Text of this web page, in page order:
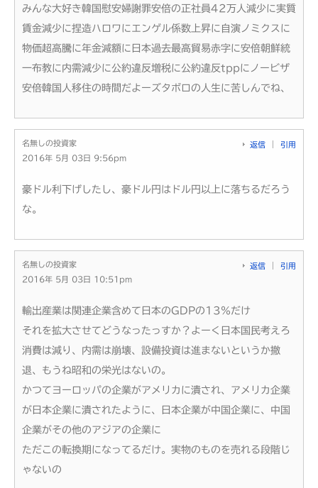
みんな大好き韓国慰安婦謝罪安倍の正社員42万人減少に実質
賃金減少に捏造ハロワにエンゲル係数上昇に自演ノミクスに
物価超高騰に年金減額に日本過去最高貿易赤字に安倍朝鮮統
一布教に内需減少に公約違反増税に公約違反tppにノービザ
安倍韓国人移住の時間だよーズタボロの人生に苦しんでね、
名無しの投資家
2016年 5月 03日 9:56pm
返信 引用
豪ドル利下げしたし、豪ドル円はドル円以上に落ちるだろう
な。
名無しの投資家
2016年 5月 03日 10:51pm
返信 引用
輸出産業は関連企業含めて日本のGDPの13％だけ
それを拡大させてどうなったっすか？よーく日本国民考えろ
消費は減り、内需は崩壊、設備投資は進まないというか撤
退、もうね昭和の栄光はないの。
かつてヨーロッパの企業がアメリカに潰され、アメリカ企業
が日本企業に潰されたように、日本企業が中国企業に、中国
企業がその他のアジアの企業に
ただこの転換期になってるだけ。実物のものを売れる段階じ
ゃないの